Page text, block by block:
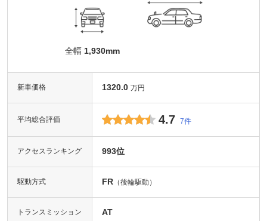
全幅 1,930mm
新車価格 1320.0 万円
平均総合評価 4.7 7件
アクセスランキング 993位
駆動方式 FR （後輪駆動）
トランスミッション AT